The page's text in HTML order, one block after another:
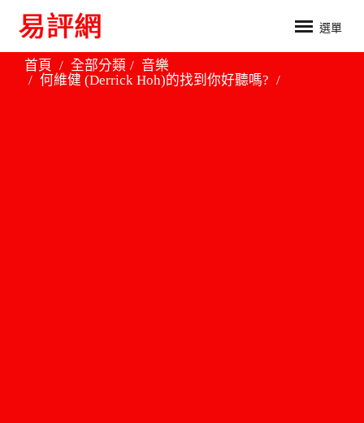
選單
首頁 全部分類
音樂
何維健 (Derrick Hoh)的找到你好聽嗎?